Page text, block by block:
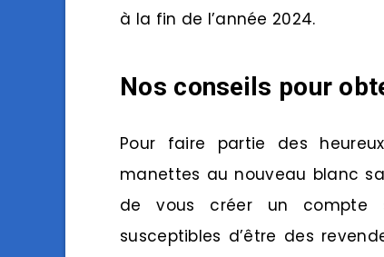
à la fin de l’année 2024.
Nos conseils pour
Pour faire partie des
manettes au nouveau blanc
de vous créer un compte
susceptibles d’être des